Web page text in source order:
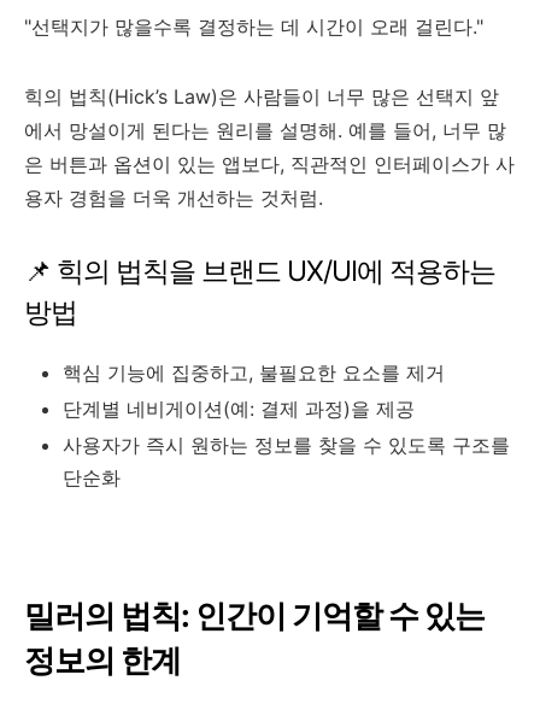
"선택지가 많을수록 결정하는 데 시간이 오래 걸린다."
힉의 법칙(Hick’s Law)은 사람들이 너무 많은 선택지 앞
에서 망설이게 된다는 원리를 설명해. 예를 들어, 너무 많
은 버튼과 옵션이 있는 앱보다, 직관적인 인터페이스가 사
용자 경험을 더욱 개선하는 것처럼.
📌 힉의 법칙을 브랜드 UX/UI에 적용하는
방법
핵심 기능에 집중하고, 불필요한 요소를 제거
단계별 네비게이션(예: 결제 과정)을 제공
사용자가 즉시 원하는 정보를 찾을 수 있도록 구조를
단순화
밀러의 법칙: 인간이 기억할 수 있는
정보의 한계